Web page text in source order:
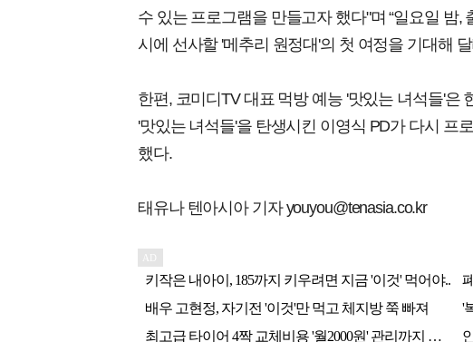
수 있는 프로그램을 만들고자 했다"며 “일요일 밤
시에 선사할 '메추리 원정대'의 첫 여정을 기대해
한편, 코미디TV 대표 먹방 예능 '맛있는 녀석들'은
'맛있는 녀석들'을 탄생시킨 이영식 PD가 다시 프
했다.
태유나 텐아시아 기자 youyou@tenasia.co.kr